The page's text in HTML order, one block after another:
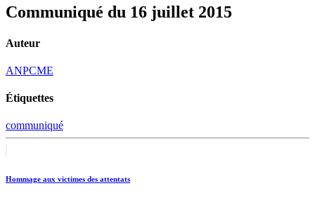
Communiqué du 16 juillet 2015
Auteur
ANPCME
Étiquettes
communiqué
de
Hommage aux victimes des attentats